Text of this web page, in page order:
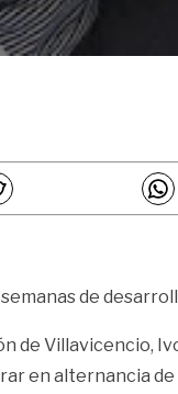
de
de Villavicencio,
en alternancia